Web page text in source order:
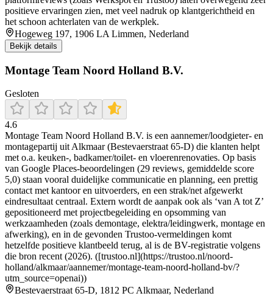
positieve ervaringen zien, met veel nadruk op klantgerichtheid en
het schoon achterlaten van de werkplek.
Hogeweg 197, 1906 LA Limmen, Nederland
Bekijk details
Montage Team Noord Holland B.V.
Gesloten
4.6
Montage Team Noord Holland B.V. is een aannemer/loodgieter- en
montagepartij uit Alkmaar (Bestevaerstraat 65-D) die klanten helpt
met o.a. keuken-, badkamer/toilet- en vloerenrenovaties. Op basis
van Google Places-beoordelingen (29 reviews, gemiddelde score
5,0) staan vooral duidelijke communicatie en planning, een prettig
contact met kantoor en uitvoerders, en een strak/net afgewerkt
eindresultaat centraal. Extern wordt de aanpak ook als ‘van A tot Z’
gepositioneerd met projectbegeleiding en opsomming van
werkzaamheden (zoals demontage, elektra/leidingwerk, montage en
afwerking), en in de gevonden Trustoo-vermeldingen komt
hetzelfde positieve klantbeeld terug, al is de BV-registratie volgens
die bron recent (2026). ([trustoo.nl](https://trustoo.nl/noord-
holland/alkmaar/aannemer/montage-team-noord-holland-bv/?
utm_source=openai))
Bestevaerstraat 65-D, 1812 PC Alkmaar, Nederland